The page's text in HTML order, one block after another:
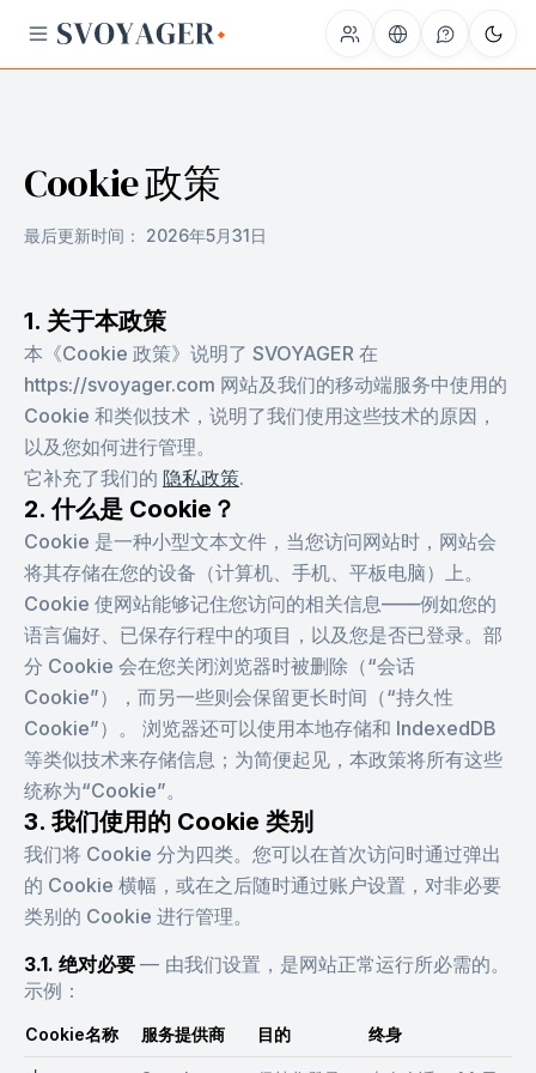
Cookie 政策
最后更新时间： 2026年5月31日
1. 关于本政策
本《Cookie 政策》说明了 SVOYAGER 在
https://svoyager.com 网站及我们的移动端服务中使用的
Cookie 和类似技术，说明了我们使用这些技术的原因，
以及您如何进行管理。
它补充了我们的 隐私政策.
2. 什么是 Cookie？
Cookie 是一种小型文本文件，当您访问网站时，网站会
将其存储在您的设备（计算机、手机、平板电脑）上。
Cookie 使网站能够记住您访问的相关信息——例如您的
语言偏好、已保存行程中的项目，以及您是否已登录。部
分 Cookie 会在您关闭浏览器时被删除（“会话
Cookie”），而另一些则会保留更长时间（“持久性
Cookie”）。 浏览器还可以使用本地存储和 IndexedDB
等类似技术来存储信息；为简便起见，本政策将所有这些
统称为“Cookie”。
3. 我们使用的 Cookie 类别
我们将 Cookie 分为四类。您可以在首次访问时通过弹出
的 Cookie 横幅，或在之后随时通过账户设置，对非必要
类别的 Cookie 进行管理。
3.1. 绝对必要 — 由我们设置，是网站正常运行所必需的。
示例：
Cookie名称 服务提供商 目的 终身